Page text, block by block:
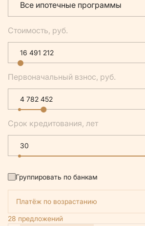
Все ипотечные программы
Стоимость, руб.
Первоначальный взнос, руб.
Срок кредитования, лет
Группировать по банкам
Платёж по возрастанию
28 предложений